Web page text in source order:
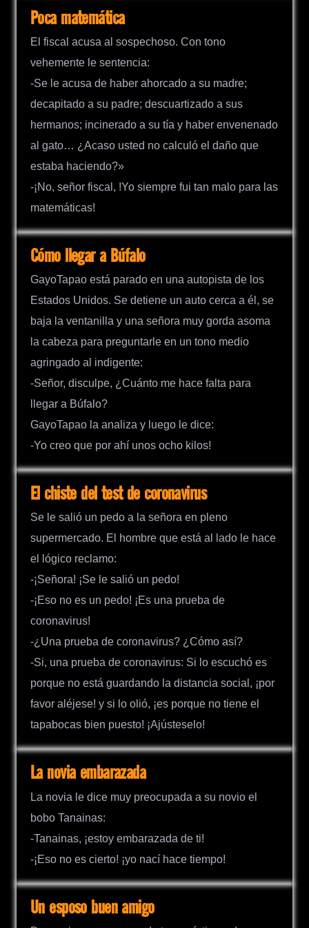
Poca matemática
El fiscal acusa al sospechoso. Con tono
vehemente le sentencia:
-Se le acusa de haber ahorcado a su madre;
decapitado a su padre; descuartizado a sus
hermanos; incinerado a su tía y haber envenenado
al gato… ¿Acaso usted no calculó el daño que
estaba haciendo?»
-¡No, señor fiscal, !Yo siempre fui tan malo para las
matemáticas!
Cómo llegar a Búfalo
GayoTapao está parado en una autopista de los
Estados Unidos. Se detiene un auto cerca a él, se
baja la ventanilla y una señora muy gorda asoma
la cabeza para preguntarle en un tono medio
agringado al indigente:
-Señor, disculpe, ¿Cuánto me hace falta para
llegar a Búfalo?
GayoTapao la analiza y luego le dice:
-Yo creo que por ahí unos ocho kilos!
El chiste del test de coronavirus
Se le salió un pedo a la señora en pleno
supermercado. El hombre que está al lado le hace
el lógico reclamo:
-¡Señora! ¡Se le salió un pedo!
-¡Eso no es un pedo! ¡Es una prueba de
coronavirus!
-¿Una prueba de coronavirus? ¿Cómo así?
-Si, una prueba de coronavirus: Si lo escuchó es
porque no está guardando la distancia social, ¡por
favor aléjese! y si lo olió, ¡es porque no tiene el
tapabocas bien puesto! ¡Ajústeselo!
La novia embarazada
La novia le dice muy preocupada a su novio el
bobo Tanainas:
-Tanainas, ¡estoy embarazada de ti!
-¡Eso no es cierto! ¡yo nací hace tiempo!
Un esposo buen amigo